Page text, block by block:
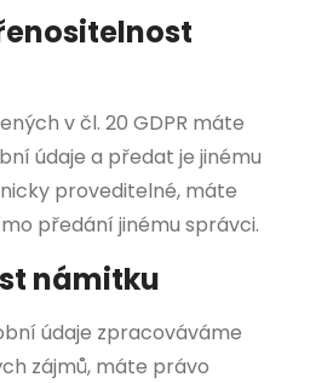
v čl. 20 GDPR máte
údaje a předat je jinému
proveditelné, máte
předání jinému správci.
námitku
údaje zpracováváme
zájmů, máte právo